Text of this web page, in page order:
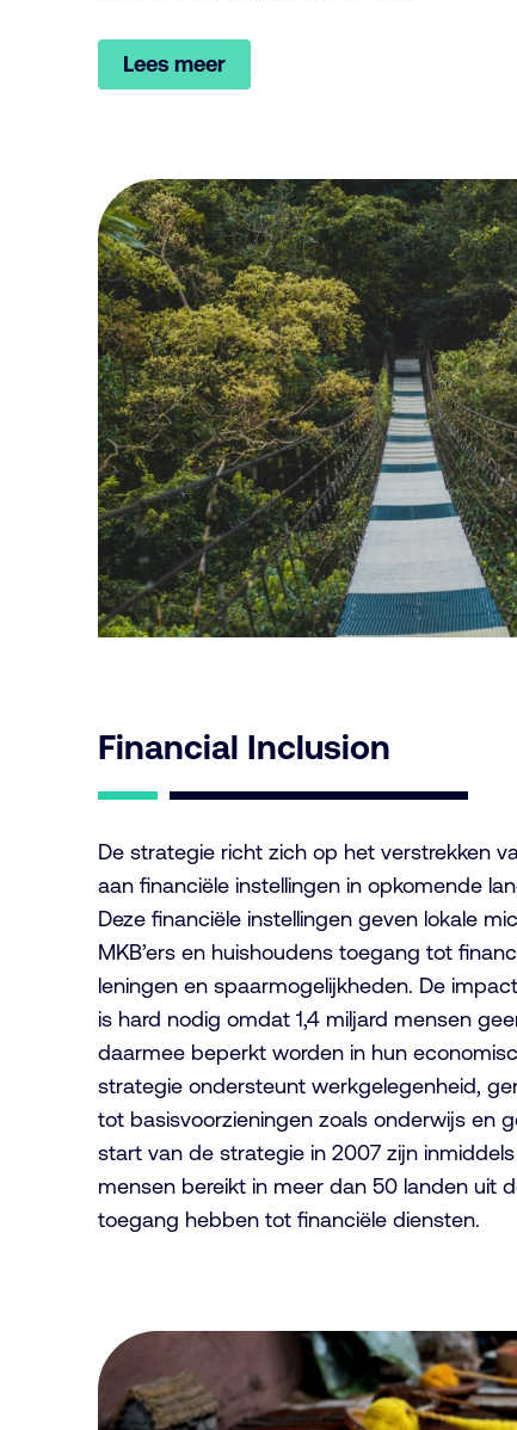
Lees meer
Financial Inclusion
De strategie richt zich op het verstrekken
aan financiële instellingen in opkomende
Deze financiële instellingen geven lokale
MKB’ers en huishoudens toegang tot
leningen en spaarmogelijkheden. De
is hard nodig omdat 1,4 miljard mensen
daarmee beperkt worden in hun
strategie ondersteunt werkgelegenheid,
tot basisvoorzieningen zoals onderwijs en
start van de strategie in 2007 zijn
mensen bereikt in meer dan 50 landen uit
toegang hebben tot financiële diensten.